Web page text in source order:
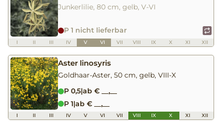
Junkerlilie, 80 cm, gelb, V-VI
P 1 nicht lieferbar
I II III IV V VI VII VIII IX X XI XII
Aster linosyris
Goldhaar-Aster, 50 cm, gelb, VIII-X
P 0,5|ab € __,__
P 1|ab € __,__
I II III IV V VI VII VIII IX X XI XII